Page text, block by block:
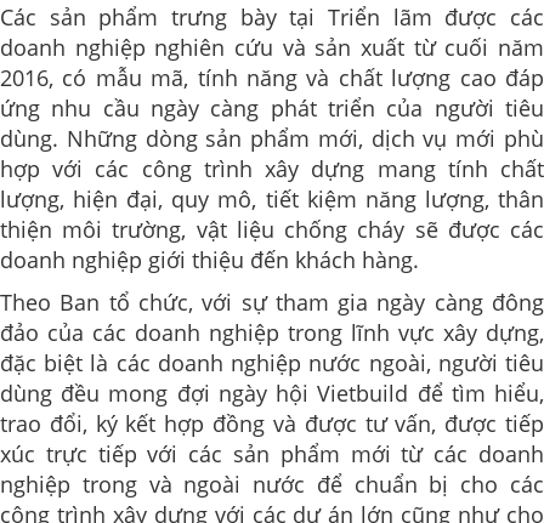
Các sản phẩm trưng bày tại Triển lãm được các
doanh nghiệp nghiên cứu và sản xuất từ cuối năm
2016, có mẫu mã, tính năng và chất lượng cao đáp
ứng nhu cầu ngày càng phát triển của người tiêu
dùng. Những dòng sản phẩm mới, dịch vụ mới phù
hợp với các công trình xây dựng mang tính chất
lượng, hiện đại, quy mô, tiết kiệm năng lượng, thân
thiện môi trường, vật liệu chống cháy sẽ được các
doanh nghiệp giới thiệu đến khách hàng.
Theo Ban tổ chức, với sự tham gia ngày càng đông
đảo của các doanh nghiệp trong lĩnh vực xây dựng,
đặc biệt là các doanh nghiệp nước ngoài, người tiêu
dùng đều mong đợi ngày hội Vietbuild để tìm hiểu,
trao đổi, ký kết hợp đồng và được tư vấn, được tiếp
xúc trực tiếp với các sản phẩm mới từ các doanh
nghiệp trong và ngoài nước để chuẩn bị cho các
công trình xây dựng với các dự án lớn cũng như cho